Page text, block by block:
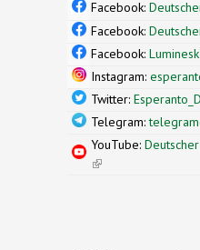
Facebook:
Facebook:
Facebook: Luminesk'
Instagram:
Twitter: Esperanto_D
Telegram:
YouTube:
(link is external)